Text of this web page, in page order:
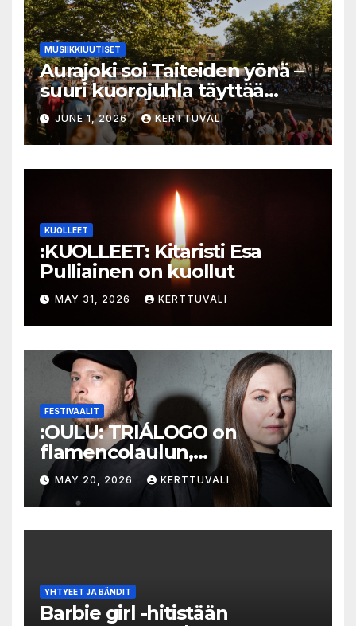
MUSIIKKIUUTISET
Aurajoki soi Taiteiden yönä –
suuri kuorojuhla täyttää
jokirannan musiikilla
JUNE 1, 2026 KERTTUVALI
KUOLLEET
:KUOLLEET: Kitaristi Esa
Pulliainen on kuollut
MAY 31, 2026 KERTTUVALI
FESTIVAALIT
:OULU: TRIÁLOGO on
flamencolaulun,
elektronisen musiikin ja
hylätyn tilan välinen trialogi
MAY 20, 2026 KERTTUVALI
YHTYEET JA BÄNDIT
Barbie girl -hitistään